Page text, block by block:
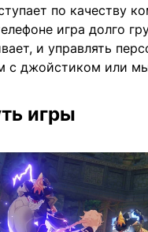
по качеству
игра долго
и управлять
с джойстиком или
игры